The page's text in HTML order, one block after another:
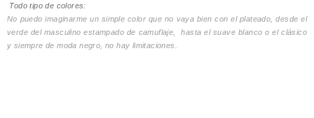
Todo tipo de colores:
No puedo imaginarme un simple color que no vaya bien con el plateado, desde el
verde del masculino estampado de camuflaje, hasta el suave blanco o el clásico
y siempre de moda negro, no hay limitaciones.